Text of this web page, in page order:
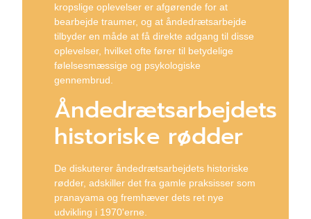
kropslige oplevelser er afgørende for at
bearbejde traumer, og at åndedrætsarbejde
tilbyder en måde at få direkte adgang til disse
oplevelser, hvilket ofte fører til betydelige
følelsesmæssige og psykologiske
gennembrud.
Åndedrætsarbejdets
historiske rødder
De diskuterer åndedrætsarbejdets historiske
rødder, adskiller det fra gamle praksisser som
pranayama og fremhæver dets ret nye
udvikling i 1970'erne.